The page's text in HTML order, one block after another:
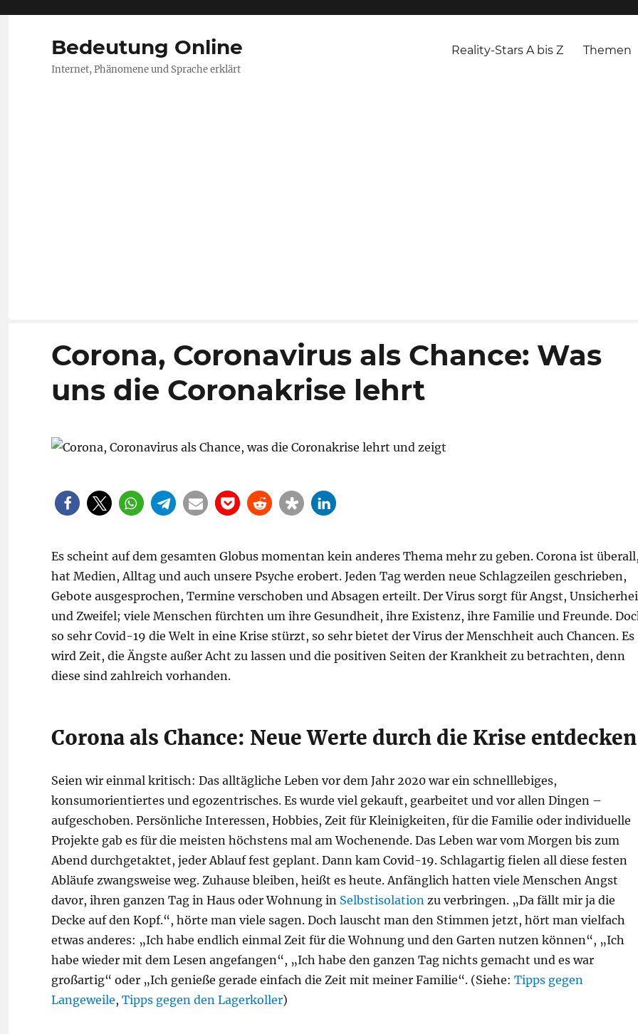
Bedeutung Online
Internet, Phänomene und Sprache erklärt
Reality-Stars A bis Z Themen
Corona, Coronavirus als Chance: Was
uns die Coronakrise lehrt
Es scheint auf dem gesamten Globus momentan kein anderes Thema mehr zu geben. Corona ist
hat Medien, Alltag und auch unsere Psyche erobert. Jeden Tag werden neue Schlagzeilen geschrieben,
Gebote ausgesprochen, Termine verschoben und Absagen erteilt. Der Virus sorgt für Angst,
und Zweifel; viele Menschen fürchten um ihre Gesundheit, ihre Existenz, ihre Familie und Freunde.
so sehr Covid-19 die Welt in eine Krise stürzt, so sehr bietet der Virus der Menschheit auch Chancen. Es
wird Zeit, die Ängste außer Acht zu lassen und die positiven Seiten der Krankheit zu betrachten, denn
diese sind zahlreich vorhanden.
Corona als Chance: Neue Werte durch die Krise entdecken
Seien wir einmal kritisch: Das alltägliche Leben vor dem Jahr 2020 war ein schnelllebiges,
konsumorientiertes und egozentrisches. Es wurde viel gekauft, gearbeitet und vor allen Dingen –
aufgeschoben. Persönliche Interessen, Hobbies, Zeit für Kleinigkeiten, für die Familie oder individuelle
Projekte gab es für die meisten höchstens mal am Wochenende. Das Leben war vom Morgen bis zum
Abend durchgetaktet, jeder Ablauf fest geplant. Dann kam Covid-19. Schlagartig fielen all diese festen
Abläufe zwangsweise weg. Zuhause bleiben, heißt es heute. Anfänglich hatten viele Menschen Angst
davor, ihren ganzen Tag in Haus oder Wohnung in Selbstisolation zu verbringen. „Da fällt mir ja die
Decke auf den Kopf.“, hörte man viele sagen. Doch lauscht man den Stimmen jetzt, hört man vielfach
etwas anderes: „Ich habe endlich einmal Zeit für die Wohnung und den Garten nutzen können“, „Ich
habe wieder mit dem Lesen angefangen“, „Ich habe den ganzen Tag nichts gemacht und es war
großartig“ oder „Ich genieße gerade einfach die Zeit mit meiner Familie“. (Siehe: Tipps gegen
Langeweile, Tipps gegen den Lagerkoller)